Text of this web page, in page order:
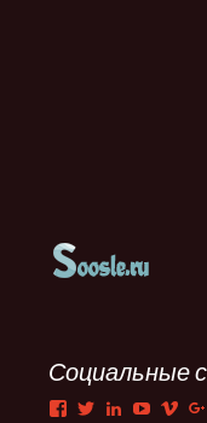
Социальные
Facebook
TwitterLinkedIn